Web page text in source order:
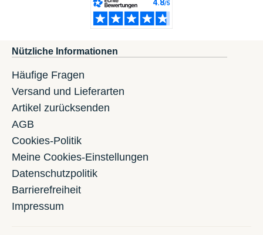
Nützliche Informationen
Häufige Fragen
Versand und Lieferarten
Artikel zurücksenden
AGB
Cookies-Politik
Meine Cookies-Einstellungen
Datenschutzpolitik
Barrierefreiheit
Impressum